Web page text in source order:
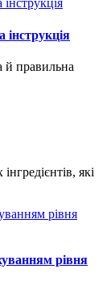
й правильна
які
рівня